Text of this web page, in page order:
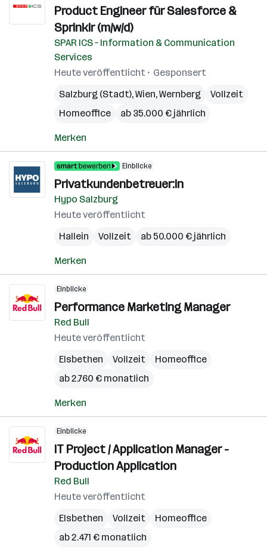
Product Engineer für Salesforce &
Sprinklr (m/w/d)
SPAR ICS – Information & Communication
Services
Heute veröffentlicht
Gesponsert
Salzburg (Stadt),Wien,Wernberg
Vollzeit
Homeoffice
ab 35.000 € jährlich
Merken
Einblicke
Privatkundenbetreuer:in
Hypo Salzburg
Heute veröffentlicht
Hallein
Vollzeit ab 50.000 € jährlich
Merken
Einblicke
Performance Marketing Manager
Red Bull
Heute veröffentlicht
Elsbethen
Vollzeit
Homeoffice
ab 2.760 € monatlich
Merken
Einblicke
IT Project / Application Manager -
Production Application
Red Bull
Heute veröffentlicht
Elsbethen
Vollzeit
Homeoffice
ab 2.471 € monatlich